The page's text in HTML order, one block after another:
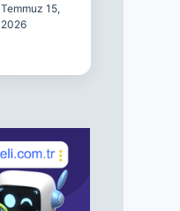
Temmuz 15,
2026